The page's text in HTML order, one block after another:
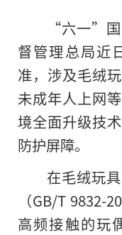
“六一”
督管理总局近
准，涉及毛绒
未成年人上网
境全面升级技
防护屏障。
在毛绒玩
（GB/T 9832-
高频接触的玩